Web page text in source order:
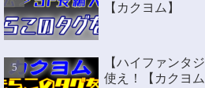
【カクヨム】
【ハイファンタ
使え！【カクヨム